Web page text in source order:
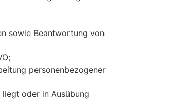
sowie Beantwortung von
personenbezogener
oder in Ausübung